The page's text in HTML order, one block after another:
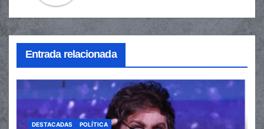
Entrada relacionada
DESTACADAS POLÍTICA